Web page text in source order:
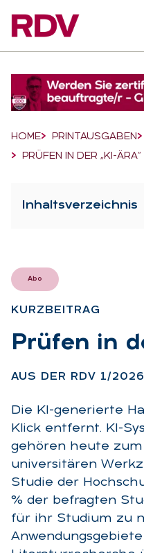
Breadcrumb-Navigation
HOME PRINTAUSGABEN
PRÜFEN IN DER „KI-ÄRA“
Inhaltsverzeichnis
Abo
KURZ­BEI­TRAG
:Prü­fen in
AUS DER RDV 1/
Die KI-generierte
Klick entfernt. KI-
gehören heute
universitären
Studie der
% der befragten
für ihr Studium zu